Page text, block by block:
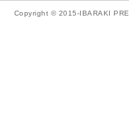
Copyright © 2015-IBARAKI